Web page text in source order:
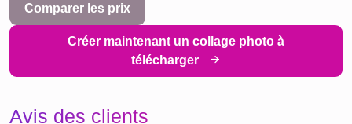
Comparer les prix
Créer maintenant un collage photo à
télécharger
Avis des clients